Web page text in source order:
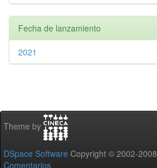
Fecha de lanzamiento
2021
Theme by
DSpace Software Copyright © 2002-2008
Comentarios